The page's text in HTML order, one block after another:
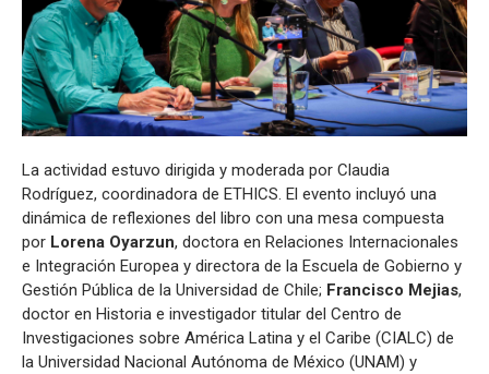
La actividad estuvo dirigida y moderada por Claudia
Rodríguez, coordinadora de ETHICS. El evento incluyó una
dinámica de reflexiones del libro con una mesa compuesta
por Lorena Oyarzun, doctora en Relaciones Internacionales
e Integración Europea y directora de la Escuela de Gobierno y
Gestión Pública de la Universidad de Chile; Francisco Mejias,
doctor en Historia e investigador titular del Centro de
Investigaciones sobre América Latina y el Caribe (CIALC) de
la Universidad Nacional Autónoma de México (UNAM) y